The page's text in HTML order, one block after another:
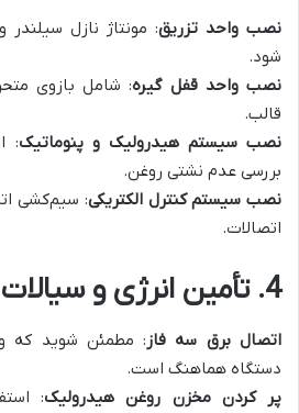
نصب واحد تزریق: مونتاژ نازل سیلندر
شود.
نصب واحد قفل گیره: شامل بازوی
قالب.
نصب سیستم هیدرولیک و پنوماتیک:
بررسی عدم نشتی روغن.
نصب سیستم کنترل الکتریکی: سیم‌کشی
اتصالات.
4. تأمین انرژی و سیالات
اتصال برق سه فاز : مطمئن شوید که
دستگاه هماهنگ است.
پر کردن مخزن روغن هیدرولیک: